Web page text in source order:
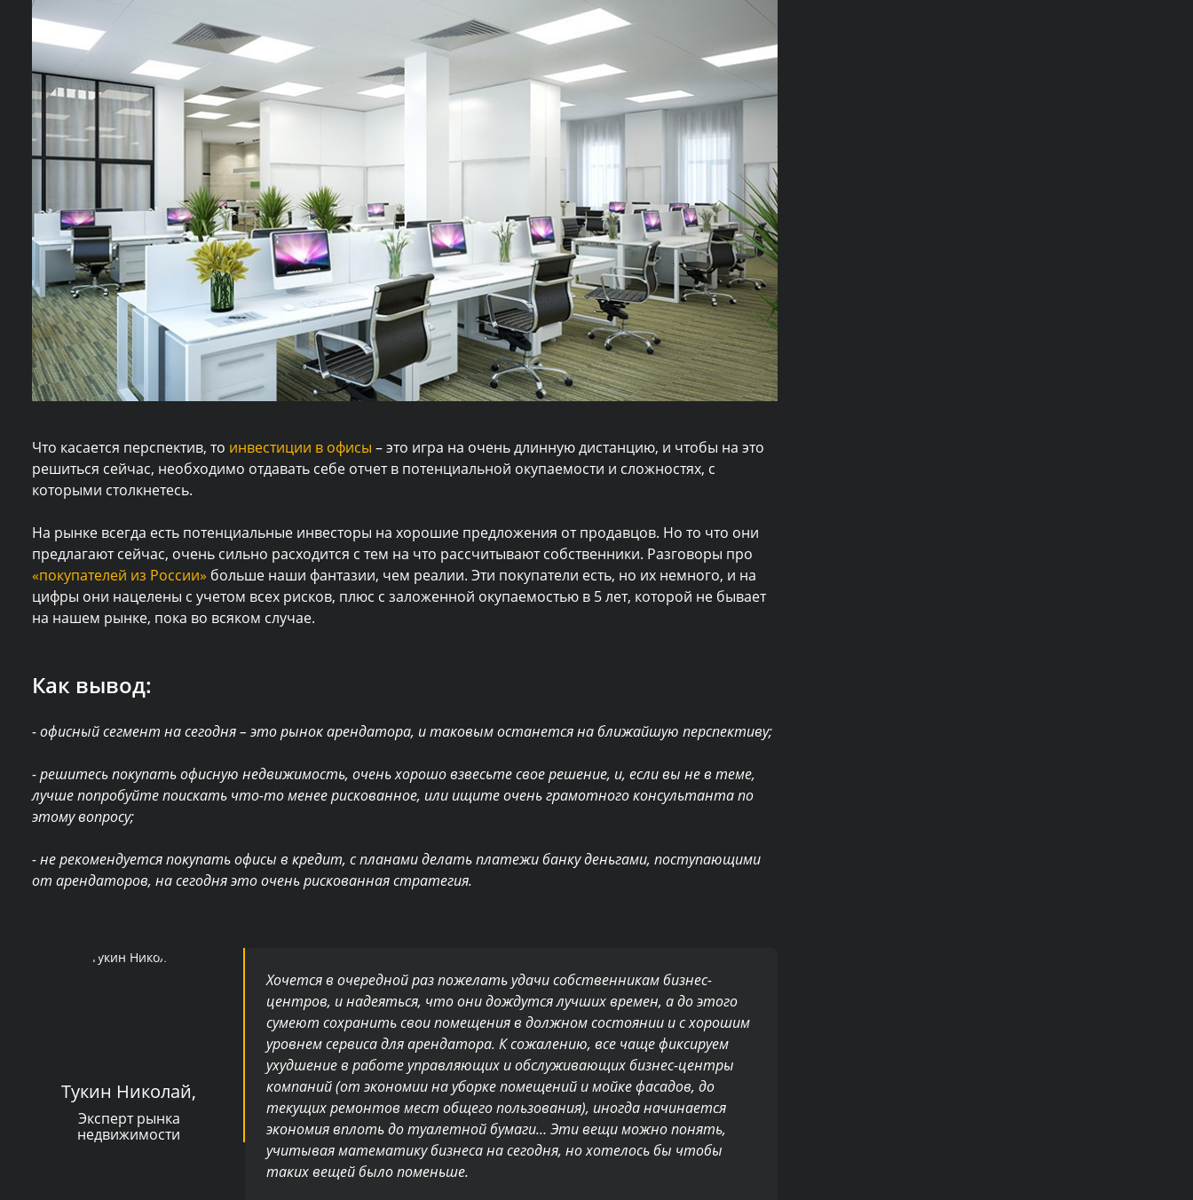
Что касается перспектив, то инвестиции в офисы – это игра на очень длинную дистанцию, и чтобы на это
решиться сейчас, необходимо отдавать себе отчет в потенциальной окупаемости и сложностях, с
которыми столкнетесь.
На рынке всегда есть потенциальные инвесторы на хорошие предложения от продавцов. Но то что они
предлагают сейчас, очень сильно расходится с тем на что рассчитывают собственники. Разговоры про
«покупателей из России» больше наши фантазии, чем реалии. Эти покупатели есть, но их немного, и на
цифры они нацелены с учетом всех рисков, плюс с заложенной окупаемостью в 5 лет, которой не бывает
на нашем рынке, пока во всяком случае.
Как вывод:
- офисный сегмент на сегодня – это рынок арендатора, и таковым останется на ближайшую перспективу;
- решитесь покупать офисную недвижимость, очень хорошо взвесьте свое решение, и, если вы не в теме,
лучше попробуйте поискать что-то менее рискованное, или ищите очень грамотного консультанта по
этому вопросу;
- не рекомендуется покупать офисы в кредит, с планами делать платежи банку деньгами, поступающими
от арендаторов, на сегодня это очень рискованная стратегия.
Тукин Николай,
Эксперт рынка
недвижимости
Хочется в очередной раз пожелать удачи собственникам бизнес-
центров, и надеяться, что они дождутся лучших времен, а до этого
сумеют сохранить свои помещения в должном состоянии и с хорошим
уровнем сервиса для арендатора. К сожалению, все чаще фиксируем
ухудшение в работе управляющих и обслуживающих бизнес-центры
компаний (от экономии на уборке помещений и мойке фасадов, до
текущих ремонтов мест общего пользования), иногда начинается
экономия вплоть до туалетной бумаги… Эти вещи можно понять,
учитывая математику бизнеса на сегодня, но хотелось бы чтобы
таких вещей было поменьше.